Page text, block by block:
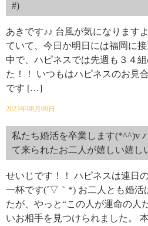
#)
あきです♪♪ 台風が気になります
ていて、今日か明日には福岡に
中で、ハピネスでは先週も３４
た！！ いつもはハピネスのお見
です […]
2023年08月09日
私たち婚活を卒業します(*^^)v
て来られたお二人が嬉しい嬉し
せいじです！！ ハピネスは連日
一杯です(´▽｀*) お二人とも婚活
たが、やっと“この人が運命の人
いお相手を見つけられました。